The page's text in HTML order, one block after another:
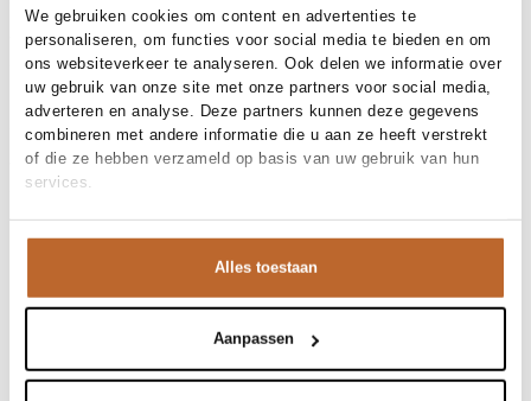
We gebruiken cookies om content en advertenties te
personaliseren, om functies voor social media te bieden en om
ons websiteverkeer te analyseren. Ook delen we informatie over
uw gebruik van onze site met onze partners voor social media,
adverteren en analyse. Deze partners kunnen deze gegevens
combineren met andere informatie die u aan ze heeft verstrekt
of die ze hebben verzameld op basis van uw gebruik van hun
services.
Alles toestaan
Aanpassen
Fabric
Fabric: 80% viscose, 20%
polyamide.
Material
Viscose
Cleaning
Size and fit
Size advice
This size fits normal
Fit
Losvallend
Size model
36
Product details
Brand
Co'Couture
Product number brand
46079
Product name
Variant name
Off white
Product number
00030209
Strepen
Ritsluiting
Pockets
Steekzakken
Shipping and Returns
orders are sent with a track & trace code, so you can always
weekdays, your parcel will be dispatched today!
Questions or need help?
Do you have any questions about our products or need help
placing an order? Our customer service team is here to help!
Contact us atinfo@orangebag.comor call us on
Shop the look
Wat een heerlijke verschijning is deze jurk van
Co'Couture. De grafische zigzagprint geeft direct een
moderne vibe, terwijl de soepele stof prachtig langs je